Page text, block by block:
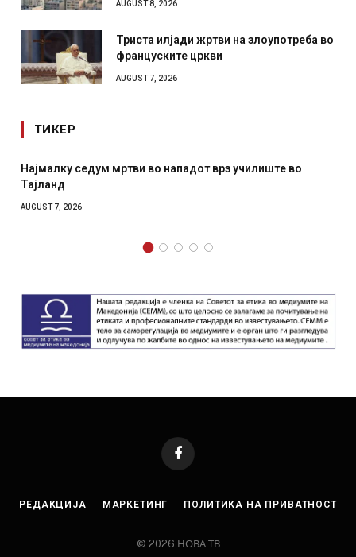
AUGUST 8, 2026
Триста илјади жртви на злоупотреба во
француските цркви
AUGUST 7, 2026
ТИКЕР
нападот врз училиште во
СОЗИС: Украинците
Facebook
РЕДАКЦИЈА МАРКЕТИНГ ПОЛИТИКА НА ПРИВАТНОСТ
© 2026 НОВА ТВ